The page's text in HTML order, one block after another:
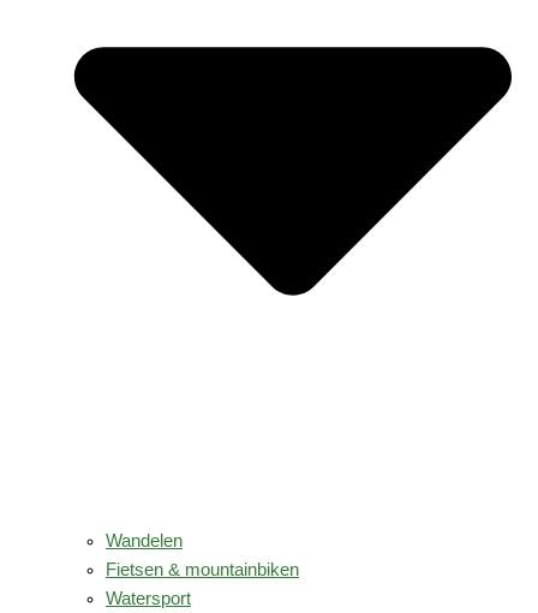
Wandelen
Fietsen & mountainbiken
Watersport